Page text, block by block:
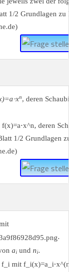
n, deren
.
ai und ni.